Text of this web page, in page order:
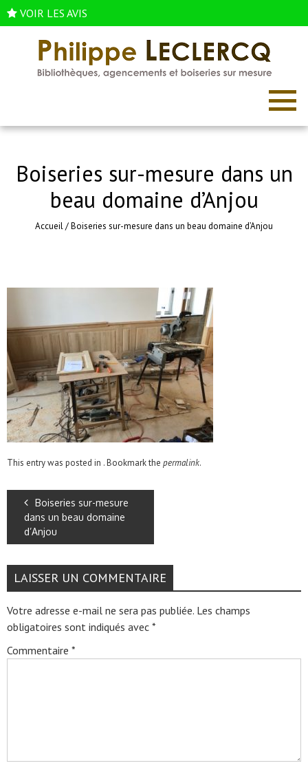
VOIR LES AVIS
Boiseries sur-mesure dans un
beau domaine d’Anjou
Accueil/Boiseries sur-mesure dans un beau domaine d’Anjou
This entry was posted in . Bookmark the permalink.
Boiseries sur-mesure
dans un beau domaine
d’Anjou
LAISSER UN COMMENTAIRE
Votre adresse e-mail ne sera pas publiée. Les champs
obligatoires sont indiqués avec *
Commentaire *